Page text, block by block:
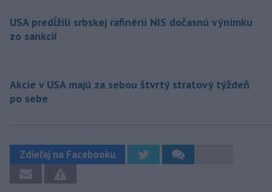
USA predĺžili srbskej rafinérii NIS dočasnú výnimku
zo sankcií
Akcie v USA majú za sebou štvrtý stratový týždeň
po sebe
Zdieľaj na Facebooku